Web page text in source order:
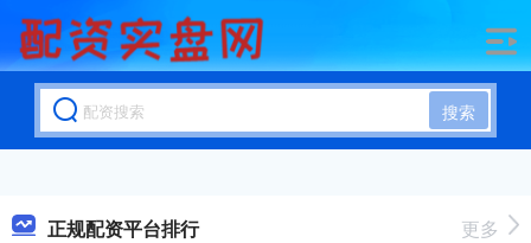
搜索
正规配资平台排行 更多